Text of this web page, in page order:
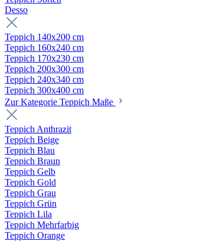
Desso
Teppich 140x200 cm
Teppich 160x240 cm
Teppich 170x230 cm
Teppich 200x300 cm
Teppich 240x340 cm
Teppich 300x400 cm
Zur Kategorie Teppich Maße
Teppich Anthrazit
Teppich Beige
Teppich Blau
Teppich Braun
Teppich Gelb
Teppich Gold
Teppich Grau
Teppich Grün
Teppich Lila
Teppich Mehrfarbig
Teppich Orange